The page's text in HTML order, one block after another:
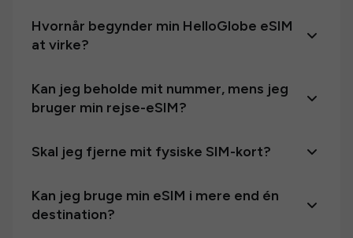
Hvornår begynder min HelloGlobe eSIM
at virke?
Kan jeg beholde mit nummer, mens jeg
bruger min rejse-eSIM?
Skal jeg fjerne mit fysiske SIM-kort?
Kan jeg bruge min eSIM i mere end én
destination?